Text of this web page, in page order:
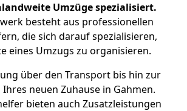
Umzüge spezialisiert.
besteht aus professionellen
die sich darauf spezialisieren,
eines Umzugs zu organisieren.
über den Transport bis hin zur
neuen Zuhause in Gahmen.
bieten auch Zusatzleistungen